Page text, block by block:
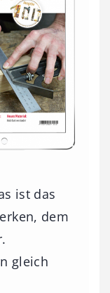
ist das
dem
gleich